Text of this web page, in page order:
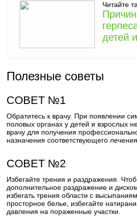
Читайте
детей
Полезные советы
СОВЕТ №1
Обратитесь к врачу. При появлении
половых органах у детей и взрослых
врачу для получения
назначения соответствующего лечения.
СОВЕТ №2
Избегайте трения и раздражения.
дополнительное раздражение и
избегать трения области с
просторное белье, избегайте
давления на пораженные участки.